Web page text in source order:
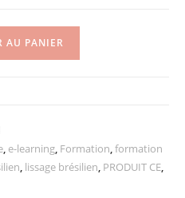
AU PANIER
, e-learning, Formation,formation
, lissage brésilien, PRODUIT CE,